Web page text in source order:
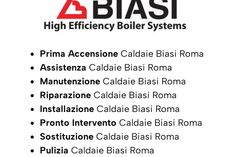
Prima Accensione Caldaie Biasi Roma
Assistenza Caldaie Biasi Roma
Manutenzione Caldaie Biasi Roma
Riparazione Caldaie Biasi Roma
Installazione Caldaie Biasi Roma
Pronto Intervento Caldaie Biasi Roma
Sostituzione Caldaie Biasi Roma
Pulizia Caldaie Biasi Roma